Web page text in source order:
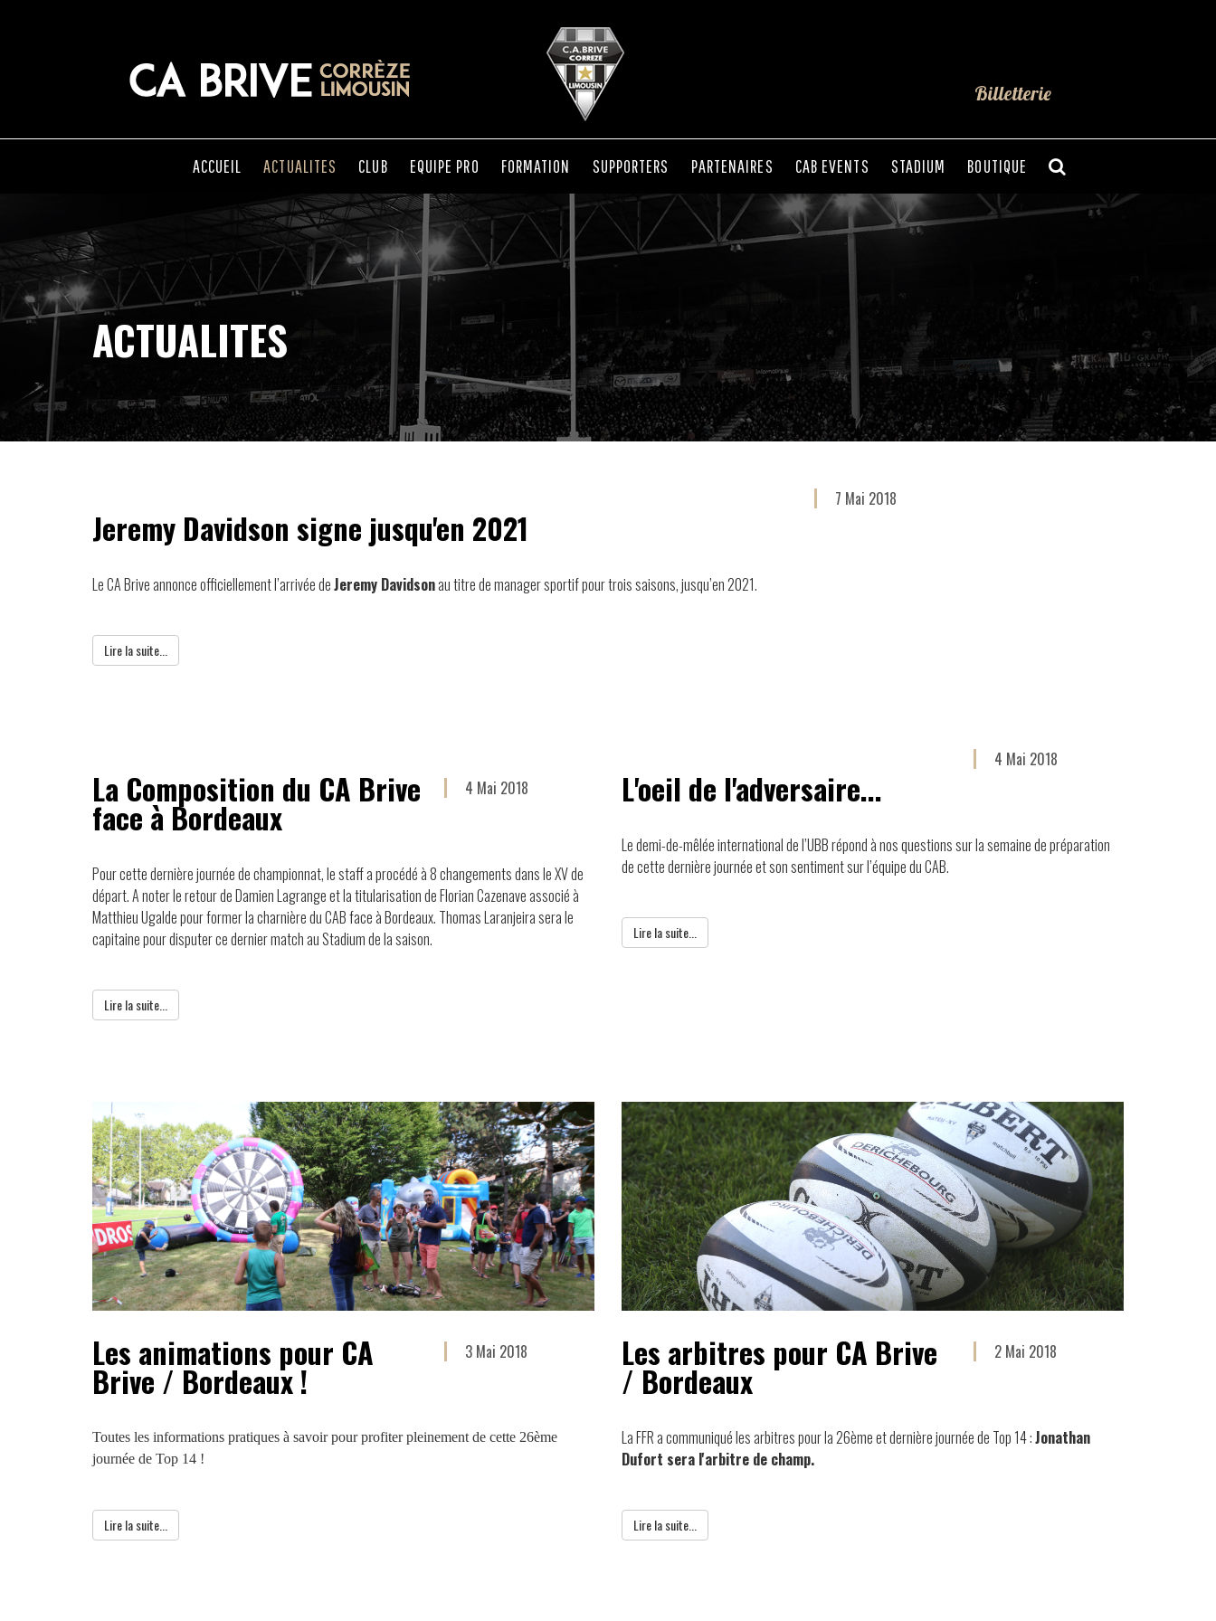
Billetterie
ACCUEIL ACTUALITES CLUB EQUIPE PRO FORMATION SUPPORTERS PARTENAIRES CAB EVENTS STADIUM BOUTIQUE
ACTUALITES
Jeremy Davidson signe jusqu'en 2021
7 Mai 2018
Le CA Brive annonce officiellement l’arrivée deJeremy Davidsonau titre de manager sportif pour trois saisons, jusqu’en 2021.
Lire la suite...
La Composition du CA Brive
face à Bordeaux
4 Mai 2018
Pour cette dernière journée de championnat, le staff a procédé à 8 changements dans le XV de
départ. A noter le retour de Damien Lagrange et la titularisation de Florian Cazenave associé à
Matthieu Ugalde pour former la charnière du CAB face à Bordeaux. Thomas Laranjeira sera le
capitaine pour disputer ce dernier match au Stadium de la saison.
Lire la suite...
L'oeil de l'adversaire...
4 Mai 2018
Le demi-de-mêlée international de l’UBB répond à nos questions sur la semaine de préparation
de cette dernière journée et son sentiment sur l’équipe du CAB.
Lire la suite...
Les animations pour CA
Brive / Bordeaux !
3 Mai 2018
Toutes les informations pratiques à savoir pour profiter pleinement de cette 26ème
journée de Top 14 !
Lire la suite...
Les arbitres pour CA Brive
/ Bordeaux
2 Mai 2018
La FFR a communiqué les arbitres pour la 26ème et dernière journée de Top 14 :Jonathan
Dufort sera l'arbitre de champ.
Lire la suite...